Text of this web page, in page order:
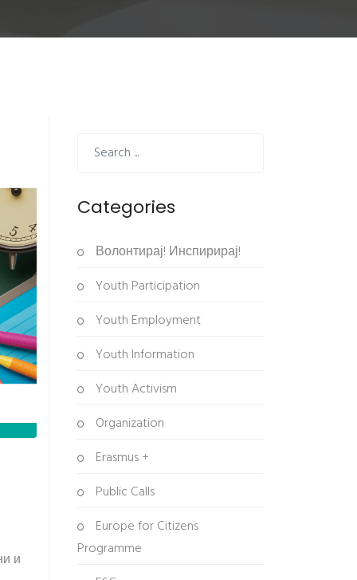
и
Categories
Волонтирај! Инспирирај!
Youth Participation
Youth Employment
Youth Information
Youth Activism
Organization
Erasmus +
Public Calls
Europe for Citizens
Programme